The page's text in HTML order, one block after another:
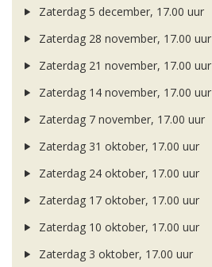
Zaterdag 5 december, 17.00 uur
Zaterdag 28 november, 17.00 uur
Zaterdag 21 november, 17.00 uur
Zaterdag 14 november, 17.00 uur
Zaterdag 7 november, 17.00 uur
Zaterdag 31 oktober, 17.00 uur
Zaterdag 24 oktober, 17.00 uur
Zaterdag 17 oktober, 17.00 uur
Zaterdag 10 oktober, 17.00 uur
Zaterdag 3 oktober, 17.00 uur